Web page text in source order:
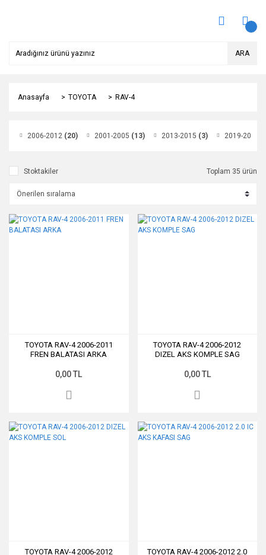
ARA
Anasayfa TOYOTA RAV-4
2006-2012 (20) 2001-2005 (13) 2013-2015 (3) 2019-2024
Stoktakiler Toplam 35 ürün
TOYOTA RAV-4 2006-2011
FREN BALATASI ARKA
0,00 TL
TOYOTA RAV-4 2006-2012
DIZEL AKS KOMPLE SAG
0,00 TL
TOYOTA RAV-4 2006-2012
TOYOTA RAV-4 2006-2012 2.0